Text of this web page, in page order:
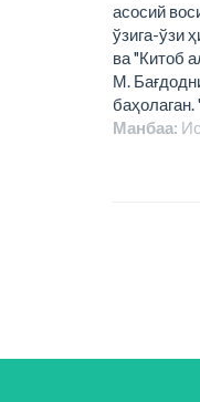
асосий
ўзига-ўзи
ва "Китоб
М.
Манбаа: